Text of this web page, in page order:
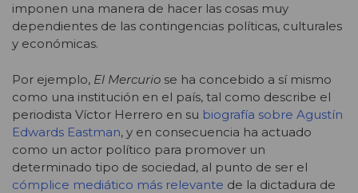
imponen una manera de hacer las cosas muy
dependientes de las contingencias políticas, culturales
y económicas.
Por ejemplo, El Mercurio se ha concebido a sí mismo
como una institución en el país, tal como describe el
periodista Víctor Herrero en su biografía sobre Agustín
Edwards Eastman, y en consecuencia ha actuado
como un actor político para promover un
determinado tipo de sociedad, al punto de ser el
cómplice mediático más relevante de la dictadura de